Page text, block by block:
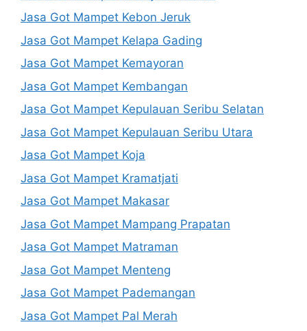
Jasa Got Mampet Kebon Jeruk
Jasa Got Mampet Kelapa Gading
Jasa Got Mampet Kemayoran
Jasa Got Mampet Kembangan
Jasa Got Mampet Kepulauan Seribu Selatan
Jasa Got Mampet Kepulauan Seribu Utara
Jasa Got Mampet Koja
Jasa Got Mampet Kramatjati
Jasa Got Mampet Makasar
Jasa Got Mampet Mampang Prapatan
Jasa Got Mampet Matraman
Jasa Got Mampet Menteng
Jasa Got Mampet Pademangan
Jasa Got Mampet Pal Merah